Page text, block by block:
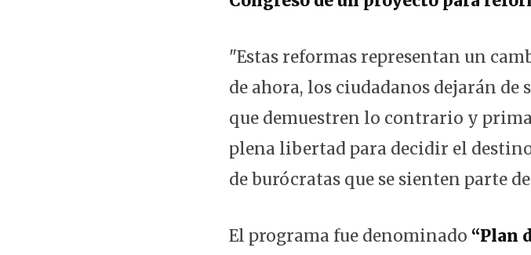
"Estas reformas representan un
de ahora, los ciudadanos dejarán
que demuestren lo contrario y
plena libertad para decidir el
de burócratas que se sienten parte
El programa fue denominado “Plan